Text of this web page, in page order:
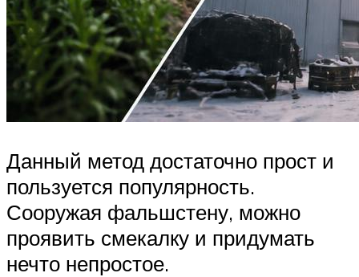
Данный метод достаточно прост и
пользуется популярность.
Сооружая фальшстену, можно
проявить смекалку и придумать
нечто непростое.